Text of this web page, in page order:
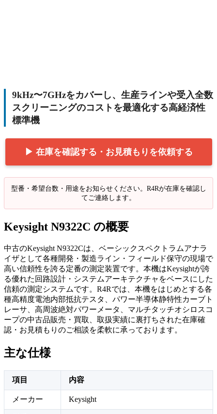
9kHz〜7GHzをカバーし、生産ラインや受入全数
スクリーニングのコストを最適化する高経済性
標準機
▶ 在庫を確認する・お見積もりを依頼する
型番・希望台数・用途をお知らせください。R4Rが在庫を確認し
てご連絡します。
Keysight N9322C の概要
中古のKeysight N9322Cは、ベーシックスペクトラムアナラ
イザとして各種開発・製造ライン・フィールド保守の現場で
高い信頼性を誇る定番の測定装置です。本機はKeysightが誇
る優れた回路設計・システムアーキテクチャをベースにした
信頼の測定システムです。R4Rでは、本機をはじめとする各
種高精度電池内部抵抗テスタ、パワー半導体静特性カーブト
レーサ、高周波絶対パワーメータ、マルチタッチオシロスコ
ープの中古品販売・買取、取扱実績に裏打ちされた在庫確
認・お見積もりのご相談を柔軟に承っております。
主な仕様
項目 内容
メーカー Keysight